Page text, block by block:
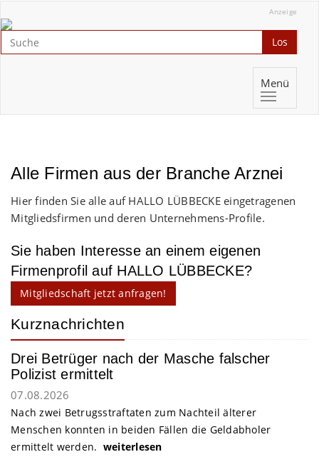
Anzeige
Los
Menü
Alle Firmen aus der Branche Arznei
Hier finden Sie alle auf HALLO LÜBBECKE eingetragenen
Mitgliedsfirmen und deren Unternehmens-Profile.
Sie haben Interesse an einem eigenen
Firmenprofil auf HALLO LÜBBECKE?
Mitgliedschaft jetzt anfragen!
Kurznachrichten
Drei Betrüger nach der Masche falscher
Polizist ermittelt
07.08.2026
Nach zwei Betrugsstraftaten zum Nachteil älterer
Menschen konnten in beiden Fällen die Geldabholer
ermittelt werden. weiterlesen